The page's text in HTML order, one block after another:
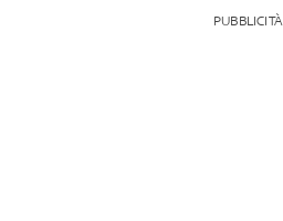
PUBBLICITÀ